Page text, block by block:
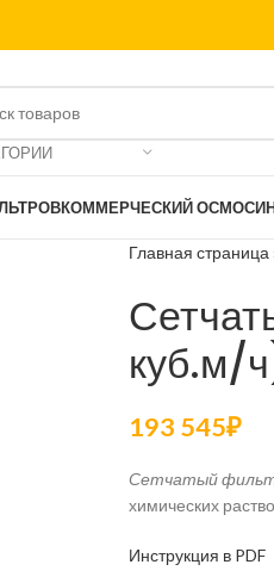
КОММЕРЧЕСКИЙ ОСМОС
Главная страница
куб.м/
193 545₽
Сетчатый
химических
Инструкция в PDF